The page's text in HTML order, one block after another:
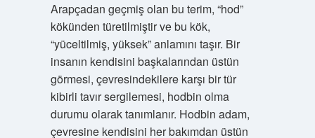
Arapçadan geçmiş olan bu terim, “hod”
kökünden türetilmiştir ve bu kök,
“yüceltilmiş, yüksek” anlamını taşır. Bir
insanın kendisini başkalarından üstün
görmesi, çevresindekilere karşı bir tür
kibirli tavır sergilemesi, hodbin olma
durumu olarak tanımlanır. Hodbin adam,
çevresine kendisini her bakımdan üstün